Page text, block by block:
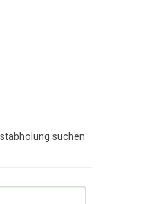
suchen